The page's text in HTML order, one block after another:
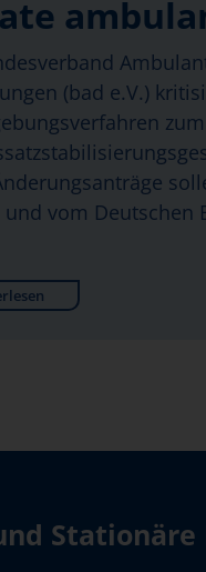
(bad e.V.)
zum
und vom Deutschen
Stationäre